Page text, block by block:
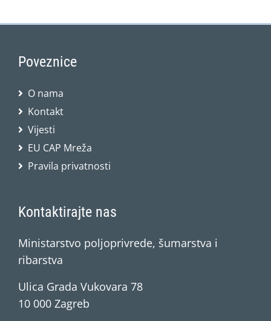
Poveznice
O nama
Kontakt
Vijesti
EU CAP Mreža
Pravila privatnosti
Kontaktirajte nas
Ministarstvo poljoprivrede, šumarstva i
ribarstva
Ulica Grada Vukovara 78
10 000 Zagreb